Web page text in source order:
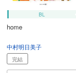
BL
home
中村明日美子
完結